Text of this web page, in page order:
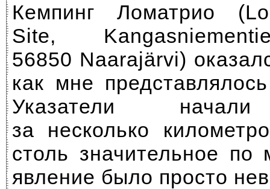
Кемпинг Ломатрио
Site,
56850 Naarajärvi)
как мне
Указатели начали
за несколько
столь значительное
явление было просто